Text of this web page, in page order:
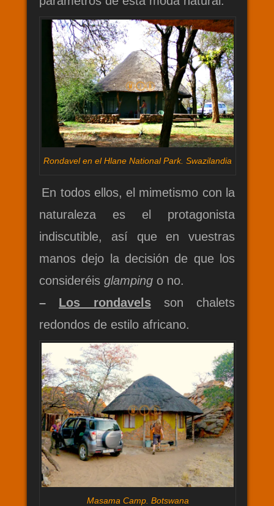
Rondavel en el Hlane National Park. Swazilandia
En todos ellos, el mimetismo con la
naturaleza es el protagonista
indiscutible, así que en vuestras
manos dejo la decisión de que los
consideréis glamping o no.
– Los rondavelsson chalets
redondos de estilo africano.
Masama Camp. Botswana